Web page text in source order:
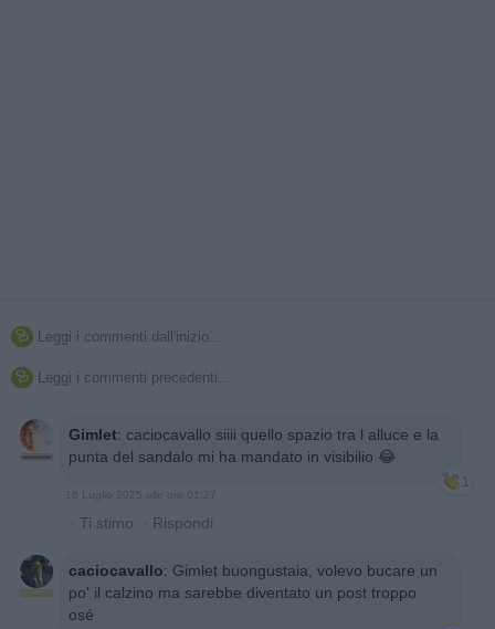
 Leggi i commenti dall'inizio...
 Leggi i commenti precedenti...
Gimlet: caciocavallo siiii quello spazio tra l alluce e la
punta del sandalo mi ha mandato in visibilio 😂
1
16 Luglio 2025 alle ore 01:27
· Ti stimo · Rispondi
caciocavallo: Gimlet buongustaia, volevo bucare un
po' il calzino ma sarebbe diventato un post troppo
osé